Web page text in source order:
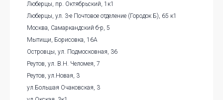
Московское Центральное
кольцо
Новохохловская
Нижегородская
Люберцы, пр. Октябрьский, 1к1
Люберцы, ул. 3-е Почтовое отделение (Городок Б), 65 к1
Москва, Самаркандский б-р, 5
Мытищи, Борисовка, 16А
Островцы, ул. Подмосковная, 36
Реутов, ул. В.Н. Челомея, 7
Реутов, ул.Новая, 3
ул.Большая Очаковская, 3